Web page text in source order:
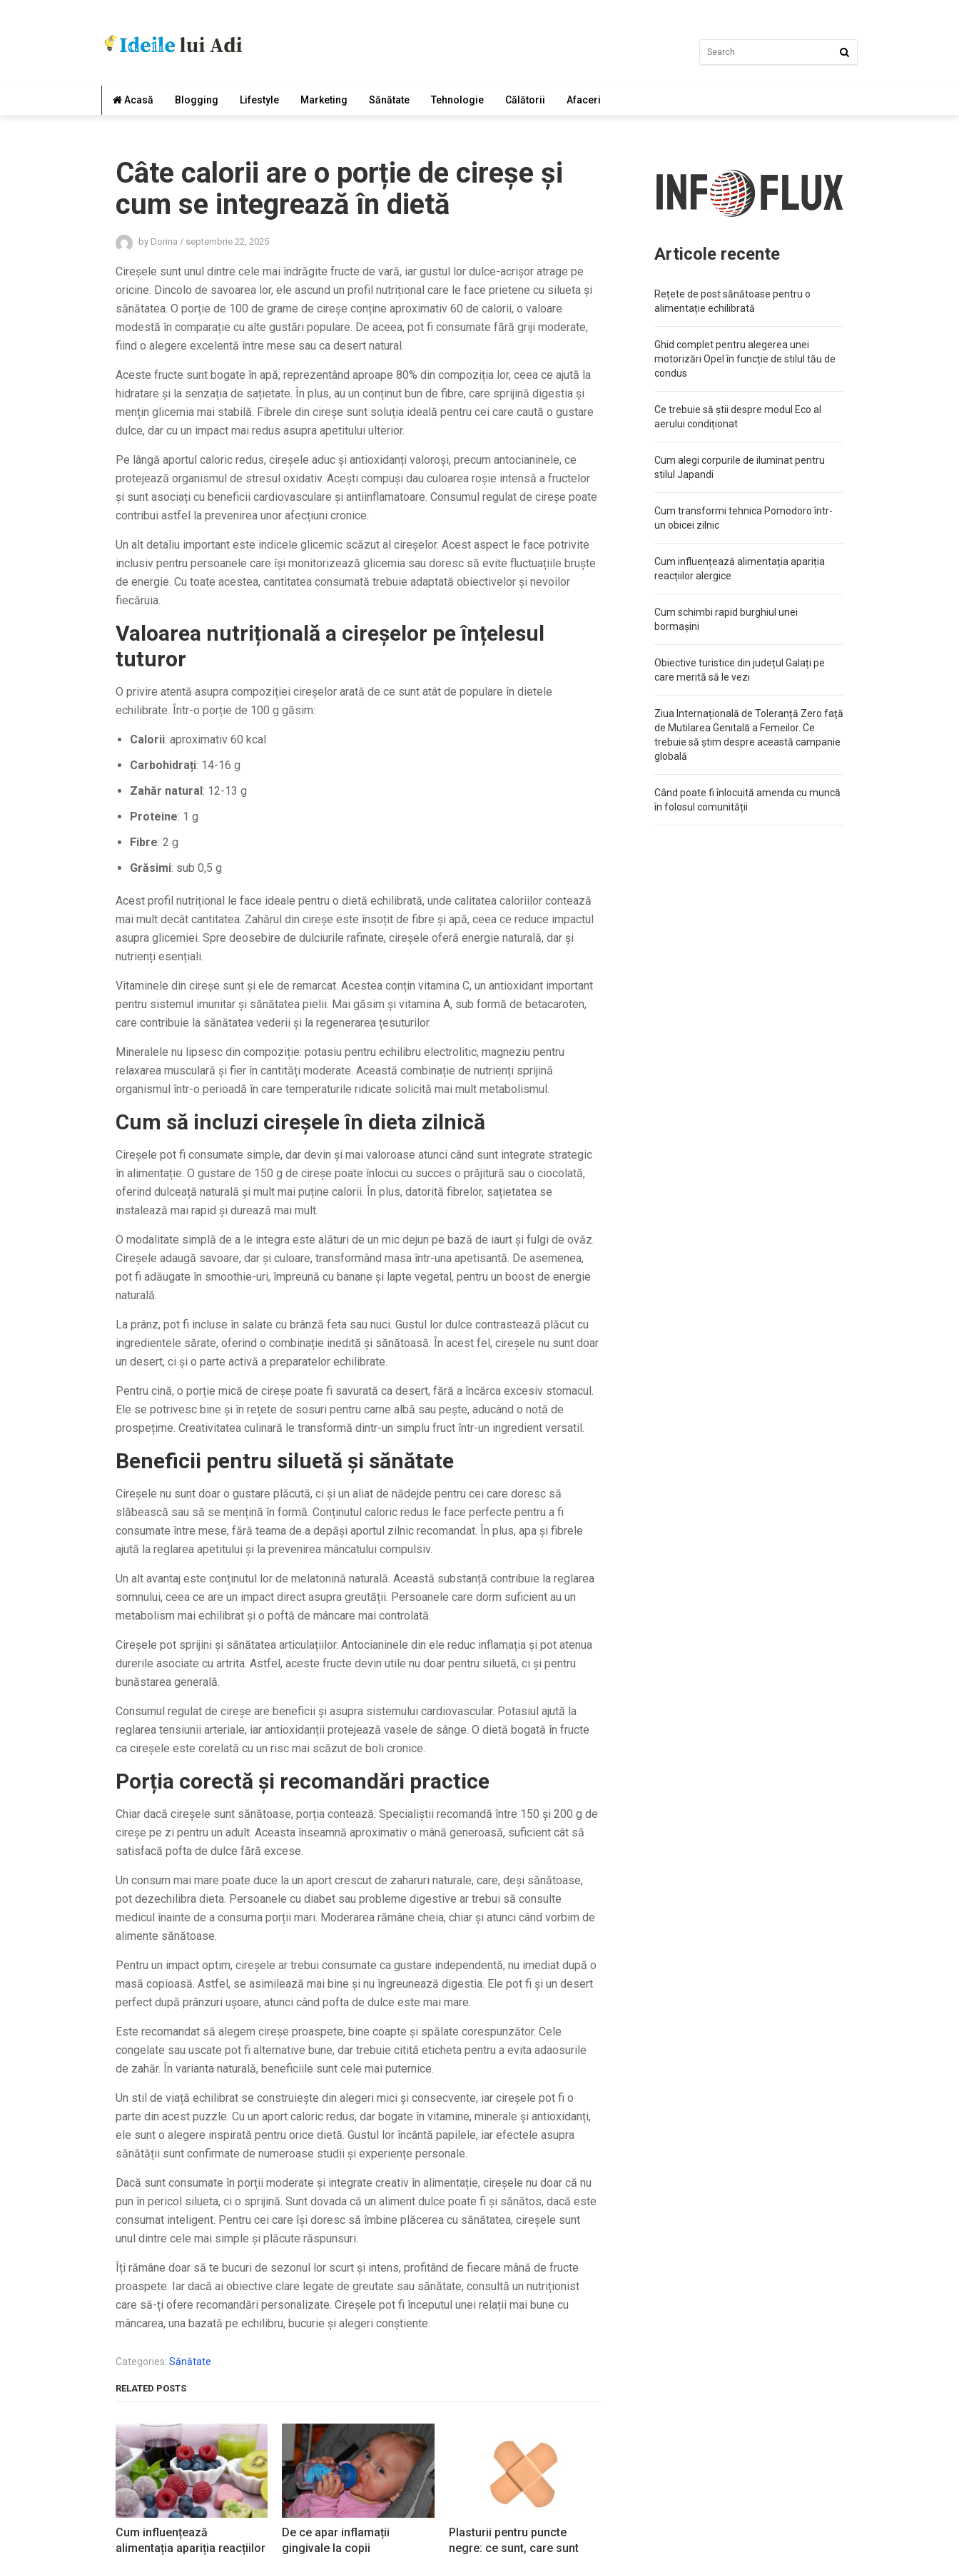
Acasă Blogging Lifestyle Marketing Sănătate Tehnologie Călătorii Afaceri
Câte calorii are o porție de cireșe și
cum se integrează în dietă
by Dorina / septembrie 22, 2025
Cireșele sunt unul dintre cele mai îndrăgite fructe de vară, iar gustul lor dulce-acrișor atrage pe
oricine. Dincolo de savoarea lor, ele ascund un profil nutrițional care le face prietene cu silueta și
sănătatea. O porție de 100 de grame de cireșe conține aproximativ 60 de calorii, o valoare
modestă în comparație cu alte gustări populare. De aceea, pot fi consumate fără griji moderate,
fiind o alegere excelentă între mese sau ca desert natural.
Aceste fructe sunt bogate în apă, reprezentând aproape 80% din compoziția lor, ceea ce ajută la
hidratare și la senzația de sațietate. În plus, au un conținut bun de fibre, care sprijină digestia și
mențin glicemia mai stabilă. Fibrele din cireșe sunt soluția ideală pentru cei care caută o gustare
dulce, dar cu un impact mai redus asupra apetitului ulterior.
Pe lângă aportul caloric redus, cireșele aduc și antioxidanți valoroși, precum antocianinele, ce
protejează organismul de stresul oxidativ. Acești compuși dau culoarea roșie intensă a fructelor
și sunt asociați cu beneficii cardiovasculare și antiinflamatoare. Consumul regulat de cireșe poate
contribui astfel la prevenirea unor afecțiuni cronice.
Un alt detaliu important este indicele glicemic scăzut al cireșelor. Acest aspect le face potrivite
inclusiv pentru persoanele care își monitorizează glicemia sau doresc să evite fluctuațiile bruște
de energie. Cu toate acestea, cantitatea consumată trebuie adaptată obiectivelor și nevoilor
fiecăruia.
Valoarea nutrițională a cireșelor pe înțelesul
tuturor
O privire atentă asupra compoziției cireșelor arată de ce sunt atât de populare în dietele
echilibrate. Într-o porție de 100 g găsim:
Calorii: aproximativ 60 kcal
Carbohidrați: 14-16 g
Zahăr natural: 12-13 g
Proteine: 1 g
Fibre: 2 g
Grăsimi: sub 0,5 g
Acest profil nutrițional le face ideale pentru o dietă echilibrată, unde calitatea caloriilor contează
mai mult decât cantitatea. Zahărul din cireșe este însoțit de fibre și apă, ceea ce reduce impactul
asupra glicemiei. Spre deosebire de dulciurile rafinate, cireșele oferă energie naturală, dar și
nutrienți esențiali.
Vitaminele din cireșe sunt și ele de remarcat. Acestea conțin vitamina C, un antioxidant important
pentru sistemul imunitar și sănătatea pielii. Mai găsim și vitamina A, sub formă de betacaroten,
care contribuie la sănătatea vederii și la regenerarea țesuturilor.
Mineralele nu lipsesc din compoziție: potasiu pentru echilibru electrolitic, magneziu pentru
relaxarea musculară și fier în cantități moderate. Această combinație de nutrienți sprijină
organismul într-o perioadă în care temperaturile ridicate solicită mai mult metabolismul.
Cum să incluzi cireșele în dieta zilnică
Cireșele pot fi consumate simple, dar devin și mai valoroase atunci când sunt integrate strategic
în alimentație. O gustare de 150 g de cireșe poate înlocui cu succes o prăjitură sau o ciocolată,
oferind dulceață naturală și mult mai puține calorii. În plus, datorită fibrelor, sațietatea se
instalează mai rapid și durează mai mult.
O modalitate simplă de a le integra este alături de un mic dejun pe bază de iaurt și fulgi de ovăz.
Cireșele adaugă savoare, dar și culoare, transformând masa într-una apetisantă. De asemenea,
pot fi adăugate în smoothie-uri, împreună cu banane și lapte vegetal, pentru un boost de energie
naturală.
La prânz, pot fi incluse în salate cu brânză feta sau nuci. Gustul lor dulce contrastează plăcut cu
ingredientele sărate, oferind o combinație inedită și sănătoasă. În acest fel, cireșele nu sunt doar
un desert, ci și o parte activă a preparatelor echilibrate.
Pentru cină, o porție mică de cireșe poate fi savurată ca desert, fără a încărca excesiv stomacul.
Ele se potrivesc bine și în rețete de sosuri pentru carne albă sau pește, aducând o notă de
prospețime. Creativitatea culinară le transformă dintr-un simplu fruct într-un ingredient versatil.
Beneficii pentru siluetă și sănătate
Cireșele nu sunt doar o gustare plăcută, ci și un aliat de nădejde pentru cei care doresc să
slăbească sau să se mențină în formă. Conținutul caloric redus le face perfecte pentru a fi
consumate între mese, fără teama de a depăși aportul zilnic recomandat. În plus, apa și fibrele
ajută la reglarea apetitului și la prevenirea mâncatului compulsiv.
Un alt avantaj este conținutul lor de melatonină naturală. Această substanță contribuie la reglarea
somnului, ceea ce are un impact direct asupra greutății. Persoanele care dorm suficient au un
metabolism mai echilibrat și o poftă de mâncare mai controlată.
Cireșele pot sprijini și sănătatea articulațiilor. Antocianinele din ele reduc inflamația și pot atenua
durerile asociate cu artrita. Astfel, aceste fructe devin utile nu doar pentru siluetă, ci și pentru
bunăstarea generală.
Consumul regulat de cireșe are beneficii și asupra sistemului cardiovascular. Potasiul ajută la
reglarea tensiunii arteriale, iar antioxidanții protejează vasele de sânge. O dietă bogată în fructe
ca cireșele este corelată cu un risc mai scăzut de boli cronice.
Porția corectă și recomandări practice
Chiar dacă cireșele sunt sănătoase, porția contează. Specialiștii recomandă între 150 și 200 g de
cireșe pe zi pentru un adult. Aceasta înseamnă aproximativ o mână generoasă, suficient cât să
satisfacă pofta de dulce fără excese.
Un consum mai mare poate duce la un aport crescut de zaharuri naturale, care, deși sănătoase,
pot dezechilibra dieta. Persoanele cu diabet sau probleme digestive ar trebui să consulte
medicul înainte de a consuma porții mari. Moderarea rămâne cheia, chiar și atunci când vorbim de
alimente sănătoase.
Pentru un impact optim, cireșele ar trebui consumate ca gustare independentă, nu imediat după o
masă copioasă. Astfel, se asimilează mai bine și nu îngreunează digestia. Ele pot fi și un desert
perfect după prânzuri ușoare, atunci când pofta de dulce este mai mare.
Este recomandat să alegem cireșe proaspete, bine coapte și spălate corespunzător. Cele
congelate sau uscate pot fi alternative bune, dar trebuie citită eticheta pentru a evita adaosurile
de zahăr. În varianta naturală, beneficiile sunt cele mai puternice.
Un stil de viață echilibrat se construiește din alegeri mici și consecvente, iar cireșele pot fi o
parte din acest puzzle. Cu un aport caloric redus, dar bogate în vitamine, minerale și antioxidanți,
ele sunt o alegere inspirată pentru orice dietă. Gustul lor încântă papilele, iar efectele asupra
sănătății sunt confirmate de numeroase studii și experiențe personale.
Dacă sunt consumate în porții moderate și integrate creativ în alimentație, cireșele nu doar că nu
pun în pericol silueta, ci o sprijină. Sunt dovada că un aliment dulce poate fi și sănătos, dacă este
consumat inteligent. Pentru cei care își doresc să îmbine plăcerea cu sănătatea, cireșele sunt
unul dintre cele mai simple și plăcute răspunsuri.
Îți rămâne doar să te bucuri de sezonul lor scurt și intens, profitând de fiecare mână de fructe
proaspete. Iar dacă ai obiective clare legate de greutate sau sănătate, consultă un nutriționist
care să-ți ofere recomandări personalizate. Cireșele pot fi începutul unei relații mai bune cu
mâncarea, una bazată pe echilibru, bucurie și alegeri conștiente.
Categories: Sănătate
RELATED POSTS
Cum influențează
alimentația apariția reacțiilor
De ce apar inflamații
gingivale la copii
Plasturii pentru puncte
negre: ce sunt, care sunt
Articole recente
Rețete de post sănătoase pentru o
alimentație echilibrată
Ghid complet pentru alegerea unei
motorizări Opel în funcție de stilul tău de
condus
Ce trebuie să știi despre modul Eco al
aerului condiționat
Cum alegi corpurile de iluminat pentru
stilul Japandi
Cum transformi tehnica Pomodoro într-
un obicei zilnic
Cum influențează alimentația apariția
reacțiilor alergice
Cum schimbi rapid burghiul unei
bormașini
Obiective turistice din județul Galați pe
care merită să le vezi
Ziua Internațională de Toleranță Zero față
de Mutilarea Genitală a Femeilor. Ce
trebuie să știm despre această campanie
globală
Când poate fi înlocuită amenda cu muncă
în folosul comunității